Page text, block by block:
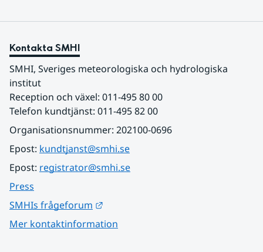
Kontakta SMHI
SMHI, Sveriges meteorologiska och hydrologiska
institut
Reception och växel: 011-495 80 00
Telefon kundtjänst: 011-495 82 00
Organisationsnummer: 202100-0696
Epost: kundtjanst@smhi.se
Epost: registrator@smhi.se
Press
SMHIs frågeforum
Mer kontaktinformation